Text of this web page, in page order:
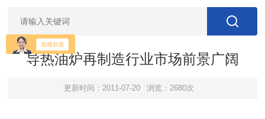
导热油炉再制造行业市场前景广阔
更新时间：2011-07-20 浏览：2680次